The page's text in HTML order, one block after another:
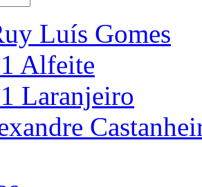
Luís Gomes
Alfeite
Laranjeiro